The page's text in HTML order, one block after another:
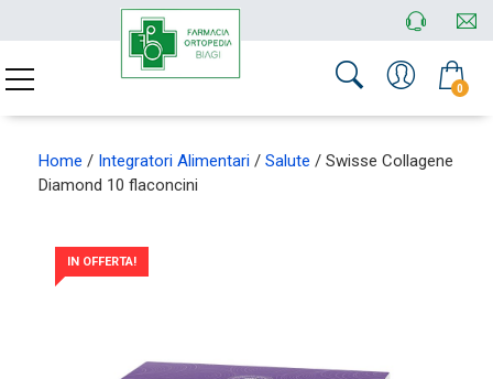
0
Home / Integratori Alimentari / Salute / Swisse Collagene
Diamond 10 flaconcini
IN OFFERTA!